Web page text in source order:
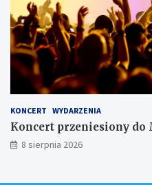
KONCERT WYDARZENIA
Koncert przeniesiony do
8 sierpnia 2026